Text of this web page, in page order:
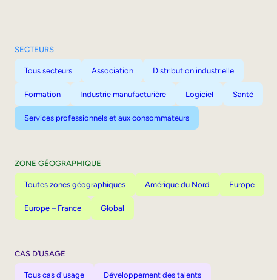
SECTEURS
Tous secteurs Association Distribution industrielle
Formation Industrie manufacturière Logiciel Santé
Services professionnels et aux consommateurs
ZONE GÉOGRAPHIQUE
Toutes zones géographiques Amérique du Nord Europe
Europe – France Global
CAS D’USAGE
Tous cas d'usage Développement des talents